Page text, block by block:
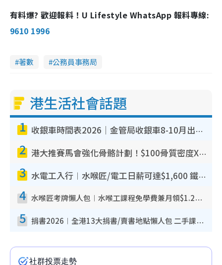
有料爆? 歡迎報料！U Lifestyle WhatsApp 報料專線:
9610 1996
著數 公務員事務局
港生活社會話題
1 收銀車時間表2026｜金管局收銀車8-10月出沒地點+時間！無須手續費！硬幣免費轉現鈔或增值至八達通
2 港大推賽馬會強化骨骼計劃！$100骨質密度X光檢查 完成免費運動訓練送超市禮券！附參加資格
3 水電工入行︱水喉匠/電工日薪可達$1,600 鐵飯碗職業難被AI取代！附薪酬參考＋入行考牌途徑
4 水喉匠考牌懶人包︱水喉工課程免學費兼月領$1.2萬津貼 即睇水喉匠考牌4階段＋入行課程建議
5 捐書2026︱全港13大捐書/賣書地點懶人包 二手課本最高$150＋舊書換免費咖啡/戲票